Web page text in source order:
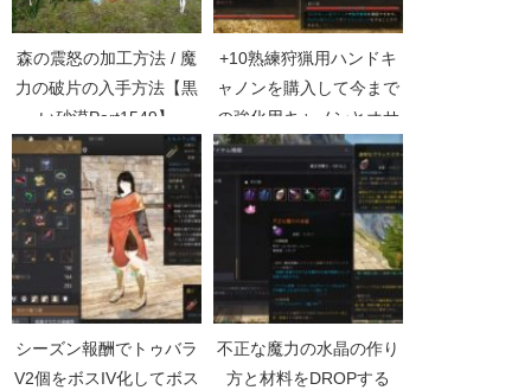
森の震怒の加工方法 / 魔
力の破片の入手方法【黒
い砂漠Part1549】
+10熟練狩猟用ハンドキ
ャノンを購入して今まで
の強化用キャノンとオサ
ラバ【黒い砂漠
Part1358】
シーズン報酬でトゥバラ
V2個をボスIV化してボス
不正な魔力の水晶の作り
方と材料をDROPする